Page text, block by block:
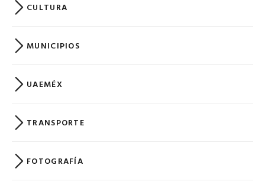
CULTURA
MUNICIPIOS
UAEMÉX
TRANSPORTE
FOTOGRAFÍA